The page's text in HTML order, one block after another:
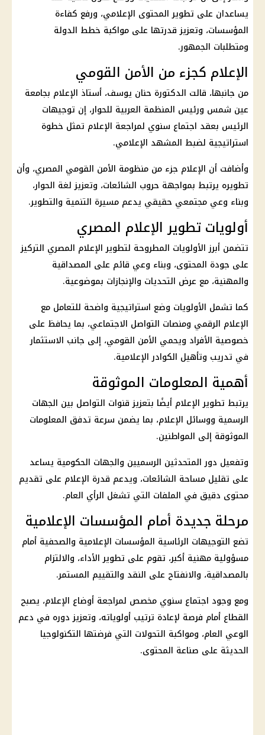
يساعدان على تطوير المحتوى الإعلامي، ورفع كفاءة
المؤسسات، وتعزيز قدرتها على مواكبة خطط الدولة
ومتطلبات الجمهور.
الإعلام كجزء من الأمن القومي
من جانبها، قالت الدكتورة حنان يوسف، أستاذ الإعلام بجامعة
عين شمس ورئيس المنظمة العربية للحوار، إن توجيهات
الرئيس بعقد اجتماع سنوي لمراجعة الإعلام تمثل خطوة
استراتيجية لضبط المشهد الإعلامي.
وأضافت أن الإعلام جزء من منظومة الأمن القومي المصري، وأن
تطويره يرتبط بمواجهة حروب الشائعات، وتعزيز لغة الحوار،
وبناء وعي مجتمعي حقيقي يدعم مسيرة التنمية والتطوير.
أولويات تطوير الإعلام المصري
تتضمن أبرز الأولويات المطروحة لتطوير الإعلام المصري التركيز
على جودة المحتوى، وبناء وعي قائم على المصداقية
والمهنية، مع عرض التحديات والإنجازات بموضوعية.
كما تشمل الأولويات وضع استراتيجية واضحة للتعامل مع
الإعلام الرقمي ومنصات التواصل الاجتماعي، بما يحافظ على
خصوصية الأفراد ويحمي الأمن القومي، إلى جانب الاستثمار
في تدريب وتأهيل الكوادر الإعلامية.
أهمية المعلومات الموثوقة
يرتبط تطوير الإعلام أيضًا بتعزيز قنوات التواصل بين الجهات
الرسمية ووسائل الإعلام، بما يضمن سرعة تدفق المعلومات
الموثوقة إلى المواطنين.
وتفعيل دور المتحدثين الرسميين والجهات الحكومية يساعد
على تقليل مساحة الشائعات، ويدعم قدرة الإعلام على تقديم
محتوى دقيق في الملفات التي تشغل الرأي العام.
مرحلة جديدة أمام المؤسسات الإعلامية
تضع التوجيهات الرئاسية المؤسسات الإعلامية والصحفية أمام
مسؤولية مهنية أكبر، تقوم على تطوير الأداء، والالتزام
بالمصداقية، والانفتاح على النقد والتقييم المستمر.
ومع وجود اجتماع سنوي مخصص لمراجعة أوضاع الإعلام، يصبح
القطاع أمام فرصة لإعادة ترتيب أولوياته، وتعزيز دوره في دعم
الوعي العام، ومواكبة التحولات التي فرضتها التكنولوجيا
الحديثة على صناعة المحتوى.